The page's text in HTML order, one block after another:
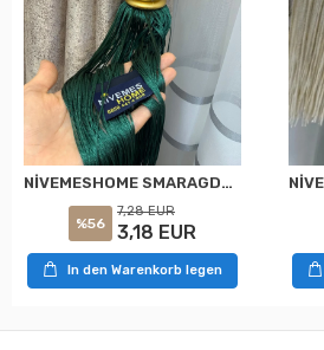
NİVEMESHOME SMARAGDGRÜNES GESCHNÜRTE GOLD DEKORATIVE DECKENZUSAMMENBAUHALTER
%56
7,28 EUR
3,18 EUR
In den Warenkorb legen